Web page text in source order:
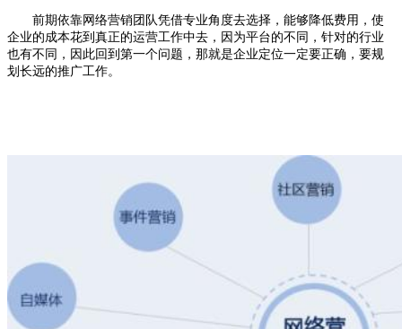
前期依靠网络营销团队凭借专业角度去选择，能够降低费用，使
企业的成本花到真正的运营工作中去，因为平台的不同，针对的行业
也有不同，因此回到第一个问题，那就是企业定位一定要正确，要规
划长远的推广工作。